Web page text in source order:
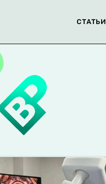
СТАТЬИ